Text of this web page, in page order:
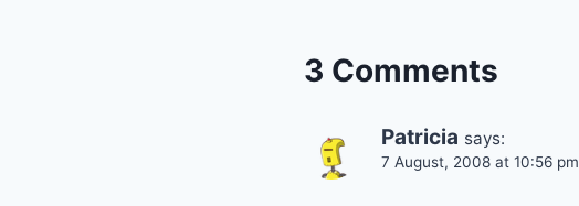
3 Comments
Patricia says:
7 August, 2008 at 10:56 pm